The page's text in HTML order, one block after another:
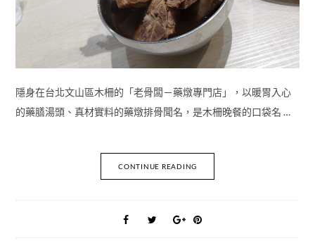
隱身在台北文山區木柵的「老骨闆－藥燉專門店」，以暖胃入心
的藥膳湯頭、真材實料的藥燉排骨聞名，是木柵晚餐的口袋名 …
CONTINUE READING